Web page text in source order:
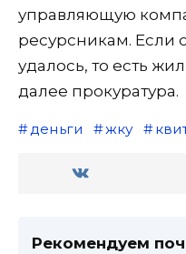
управляющую
ресурсникам. Если
удалось, то есть
далее прокуратура.
деньги жку
Рекомендуем